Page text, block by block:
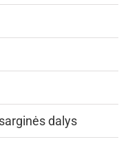
dalys